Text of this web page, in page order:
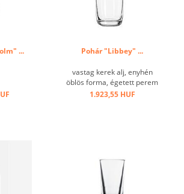
... Pohár "Libbey" ...
vastag kerek alj, enyhén
öblös forma, égetett perem
...
1.923,55 HUF